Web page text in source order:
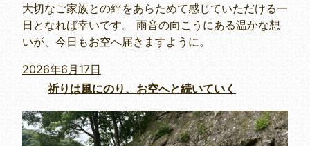
大切なご家族との絆をあらためて感じていただける一
日となれば幸いです。 雨音の向こうにある温かな想
いが、今日もお空へ届きますように。
投
2026年6月17日
祈りは風にのり、お空へと続いていく